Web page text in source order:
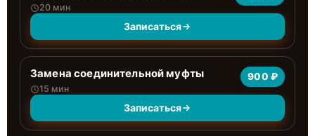
20 мин
Записаться
Замена соединительной муфты
15 мин
900 ₽
Записаться